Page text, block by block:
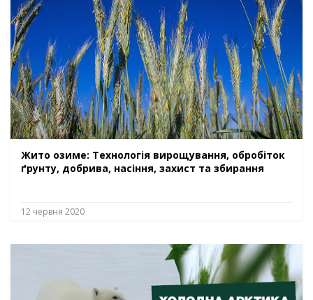
Жито озиме: Технологія вирощування, обробіток
ґрунту, добрива, насіння, захист та збирання
12 червня 2020